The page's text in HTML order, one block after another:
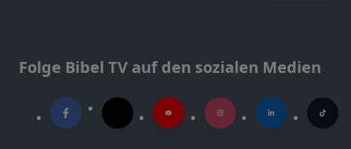
Folge Bibel TV auf den sozialen Medien